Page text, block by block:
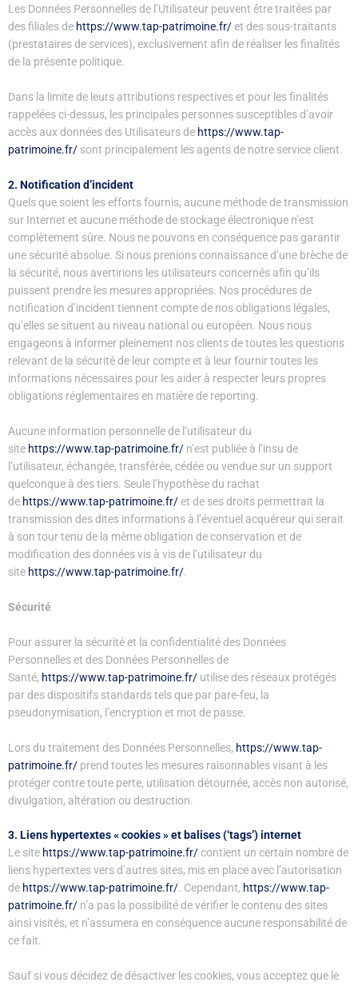
Les Données Personnelles de l’Utilisateur peuvent être traitées par
des filiales de https://www.tap-patrimoine.fr/et des sous-traitants
(prestataires de services), exclusivement afin de réaliser les finalités
de la présente politique.
Dans la limite de leurs attributions respectives et pour les finalités
rappelées ci-dessus, les principales personnes susceptibles d’avoir
accès aux données des Utilisateurs de https://www.tap-
patrimoine.fr/ sont principalement les agents de notre service client.
2. Notification d’incident
Quels que soient les efforts fournis, aucune méthode de transmission
sur Internet et aucune méthode de stockage électronique n’est
complètement sûre. Nous ne pouvons en conséquence pas garantir
une sécurité absolue. Si nous prenions connaissance d’une brèche de
la sécurité, nous avertirions les utilisateurs concernés afin qu’ils
puissent prendre les mesures appropriées. Nos procédures de
notification d’incident tiennent compte de nos obligations légales,
qu’elles se situent au niveau national ou européen. Nous nous
engageons à informer pleinement nos clients de toutes les questions
relevant de la sécurité de leur compte et à leur fournir toutes les
informations nécessaires pour les aider à respecter leurs propres
obligations réglementaires en matière de reporting.
Aucune information personnelle de l’utilisateur du
site https://www.tap-patrimoine.fr/ n’est publiée à l’insu de
l’utilisateur, échangée, transférée, cédée ou vendue sur un support
quelconque à des tiers. Seule l’hypothèse du rachat
de https://www.tap-patrimoine.fr/et de ses droits permettrait la
transmission des dites informations à l’éventuel acquéreur qui serait
à son tour tenu de la même obligation de conservation et de
modification des données vis à vis de l’utilisateur du
site https://www.tap-patrimoine.fr/.
Sécurité
Pour assurer la sécurité et la confidentialité des Données
Personnelles et des Données Personnelles de
Santé, https://www.tap-patrimoine.fr/ utilise des réseaux protégés
par des dispositifs standards tels que par pare-feu, la
pseudonymisation, l’encryption et mot de passe.
Lors du traitement des Données Personnelles, https://www.tap-
patrimoine.fr/ prend toutes les mesures raisonnables visant à les
protéger contre toute perte, utilisation détournée, accès non autorisé,
divulgation, altération ou destruction.
3. Liens hypertextes « cookies » et balises (‘tags’) internet
Le site https://www.tap-patrimoine.fr/contient un certain nombre de
liens hypertextes vers d’autres sites, mis en place avec l’autorisation
de https://www.tap-patrimoine.fr/. Cependant, https://www.tap-
patrimoine.fr/ n’a pas la possibilité de vérifier le contenu des sites
ainsi visités, et n’assumera en conséquence aucune responsabilité de
ce fait.
Sauf si vous décidez de désactiver les cookies, vous acceptez que le